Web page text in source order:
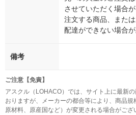
させていただく場合
注文する商品、また
配達ができない場合が
備考
ご注意【免責】
アスクル（LOHACO）では、サイト上に最新
おりますが、メーカーの都合等により、商品規
原材料、原産国など）が変更される場合がご